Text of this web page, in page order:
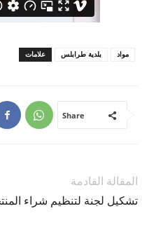
علامات بلدية طرابلس مواد
Share
المقالة القادمة
تشكيل لجنة لتنظيم شراء